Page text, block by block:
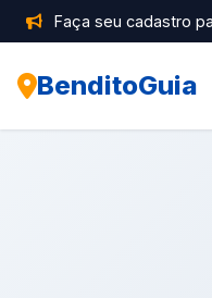
Faça seu cadastro
BenditoGuia